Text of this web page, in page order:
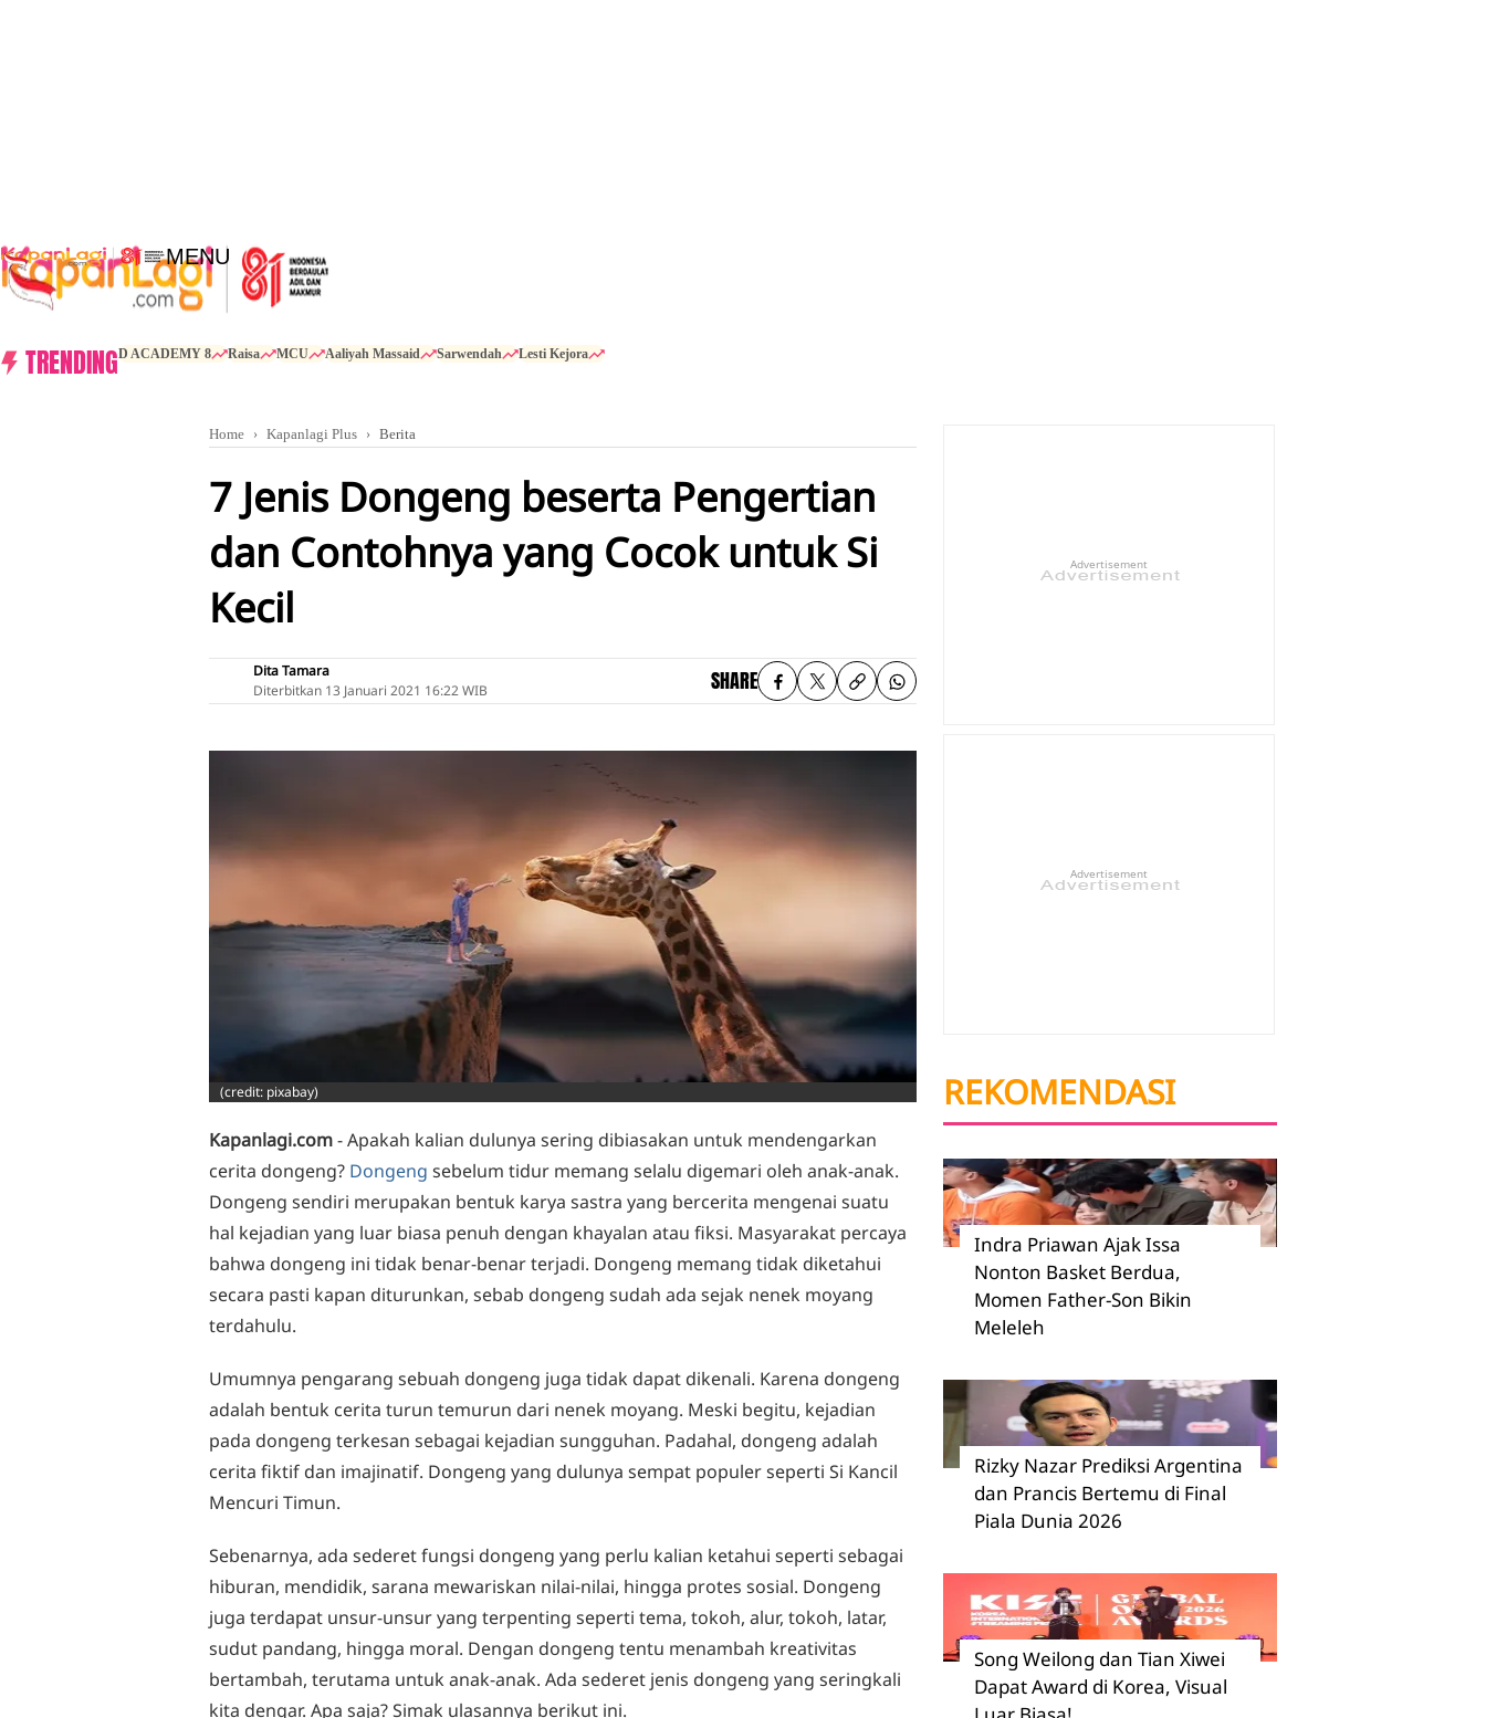
MENU
TRENDINGD ACADEMY 8 Raisa MCU Aaliyah Massaid Sarwendah Lesti Kejora
Home Kapanlagi Plus Berita
7 Jenis Dongeng beserta Pengertian
dan Contohnya yang Cocok untuk Si
Kecil
Dita Tamara
Diterbitkan 13 Januari 2021 16:22 WIB SHARE
(credit: pixabay)
Kapanlagi.com- Apakah kalian dulunya sering dibiasakan untuk mendengarkan
cerita dongeng? Dongeng sebelum tidur memang selalu digemari oleh anak-anak.
Dongeng sendiri merupakan bentuk karya sastra yang bercerita mengenai suatu
hal kejadian yang luar biasa penuh dengan khayalan atau fiksi. Masyarakat percaya
bahwa dongeng ini tidak benar-benar terjadi. Dongeng memang tidak diketahui
secara pasti kapan diturunkan, sebab dongeng sudah ada sejak nenek moyang
terdahulu.
Umumnya pengarang sebuah dongeng juga tidak dapat dikenali. Karena dongeng
adalah bentuk cerita turun temurun dari nenek moyang. Meski begitu, kejadian
pada dongeng terkesan sebagai kejadian sungguhan. Padahal, dongeng adalah
cerita fiktif dan imajinatif. Dongeng yang dulunya sempat populer seperti Si Kancil
Mencuri Timun.
Sebenarnya, ada sederet fungsi dongeng yang perlu kalian ketahui seperti sebagai
hiburan, mendidik, sarana mewariskan nilai-nilai, hingga protes sosial. Dongeng
juga terdapat unsur-unsur yang terpenting seperti tema, tokoh, alur, tokoh, latar,
sudut pandang, hingga moral. Dengan dongeng tentu menambah kreativitas
bertambah, terutama untuk anak-anak. Ada sederet jenis dongeng yang seringkali
kita dengar. Apa saja? Simak ulasannya berikut ini.
Advertisement
Advertisement
REKOMENDASI
Indra Priawan Ajak Issa
Nonton Basket Berdua,
Momen Father-Son Bikin
Meleleh
Rizky Nazar Prediksi Argentina
dan Prancis Bertemu di Final
Piala Dunia 2026
Song Weilong dan Tian Xiwei
Dapat Award di Korea, Visual